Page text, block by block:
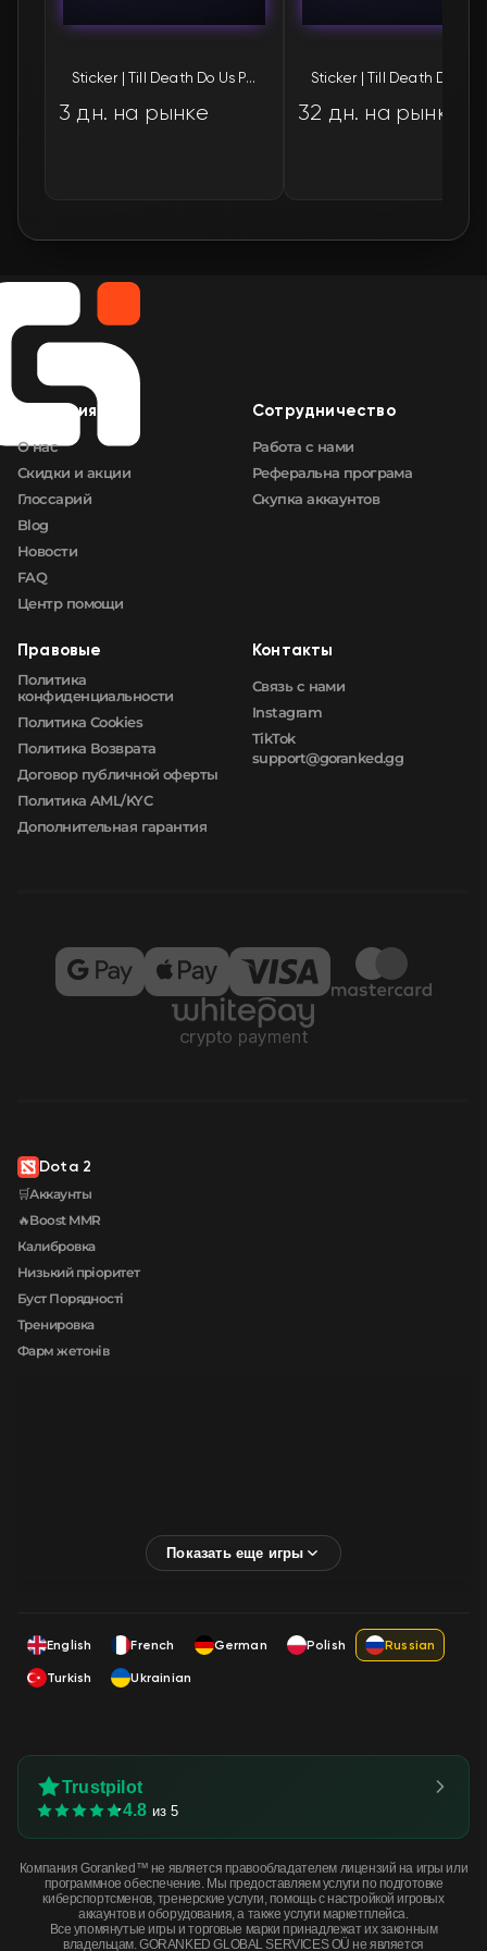
Компания
О нас
Скидки и акции
Глоссарий
Blog
Новости
FAQ
Центр помощи
Сотрудничество
Работа с нами
Реферальна програма
Скупка аккаунтов
Правовые
Политика
конфиденциальности
Политика Cookies
Политика Возврата
Договор публичной оферты
Политика AML/KYC
Дополнительная гарантия
Контакты
Связь с нами
Instagram
TikTok
support@goranked.gg
Dota 2
🛒Аккаунты
🔥Boost MMR
Калибровка
Низький пріоритет
Буст Порядності
Тренировка
Фарм жетонів
English French German Polish
Russian
Turkish
Ukrainian
Trustpilot
4.8 из 5
Компания Goranked™ не является правообладателем лицензий на игры или
программное обеспечение. Мы предоставляем услуги по подготовке
киберспортсменов, тренерские услуги, помощь с настройкой игровых
аккаунтов и оборудования, а также услуги маркетплейса.
Все упомянутые игры и торговые марки принадлежат их законным
владельцам. GORANKED GLOBAL SERVICES OÜ не является